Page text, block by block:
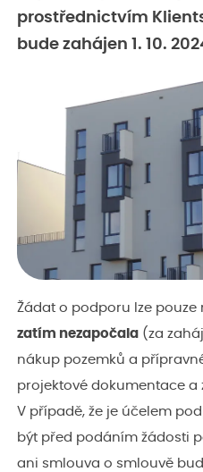
prostřednictvím
bude zahájen 1. 10.
Žádat o podporu lze pouze
zatím nezapočala (za
nákup pozemků a
projektové dokumentace a
V případě, že je účelem
být před podáním žádosti
ani smlouva o smlouvě